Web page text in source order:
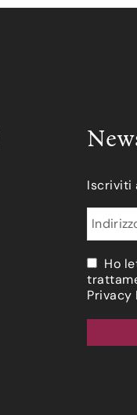
Iscriviti
Ho
Privacy